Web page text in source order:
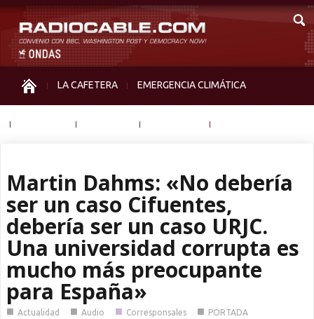
LA CAFETERA EMERGENCIA CLIMÁTICA
Martin Dahms: «No debería
ser un caso Cifuentes,
debería ser un caso URJC.
Una universidad corrupta es
mucho más preocupante
para España»
■ Actualidad ■ Audio ■ Corresponsales ■ PORTADA